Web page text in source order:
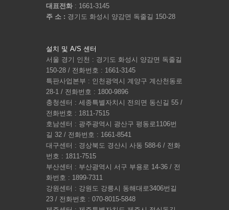
대표전화 : 1661-3145
주 소 : 경기도 화성시 양감면 독줄길 150-28
설치 및 A/S 센터
서울 경기 인천 : 경기도 화성시 양감면 독줄길
150-28 / 전화번호 : 1661-3145
특판사업본부 : 인천광역시 계양구 계산천동로
28-1 / 전화번호 : 1800-9896
충청센터 : 세종특별자치시 전의면 동신길 55 /
전화번호 : 1811-7515
호남센터 : 광주광역시 광산구 평동로1106번
길 32 / 전화번호 : 1661-8541
대구센터 : 경상북도 경산시 사동 588-6 / 전화
번호 : 1811-7515
부산센터 : 부산광역시 서구 부용로 14-36 / 전
화번호 : 1899-7311
강원센터 : 강원도 강릉시 동해대로3406번길
23 / 전화번호 : 070-8015-5848